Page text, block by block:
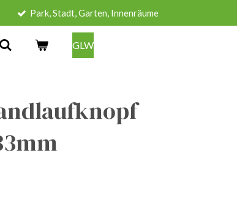
Park, Stadt, Garten, Innenräume
GLW